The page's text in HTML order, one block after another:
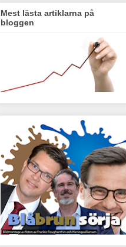
Mest lästa artiklarna på
bloggen